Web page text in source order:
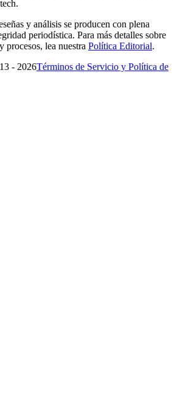
y análisis se producen con plena
periodística. Para más detalles sobre
procesos, lea nuestra Política Editorial.
- 2026Términos de Servicio y Política de